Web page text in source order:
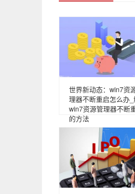
世界新动态：win7资
理器不断重启怎么办
win7资源管理器不断
的方法